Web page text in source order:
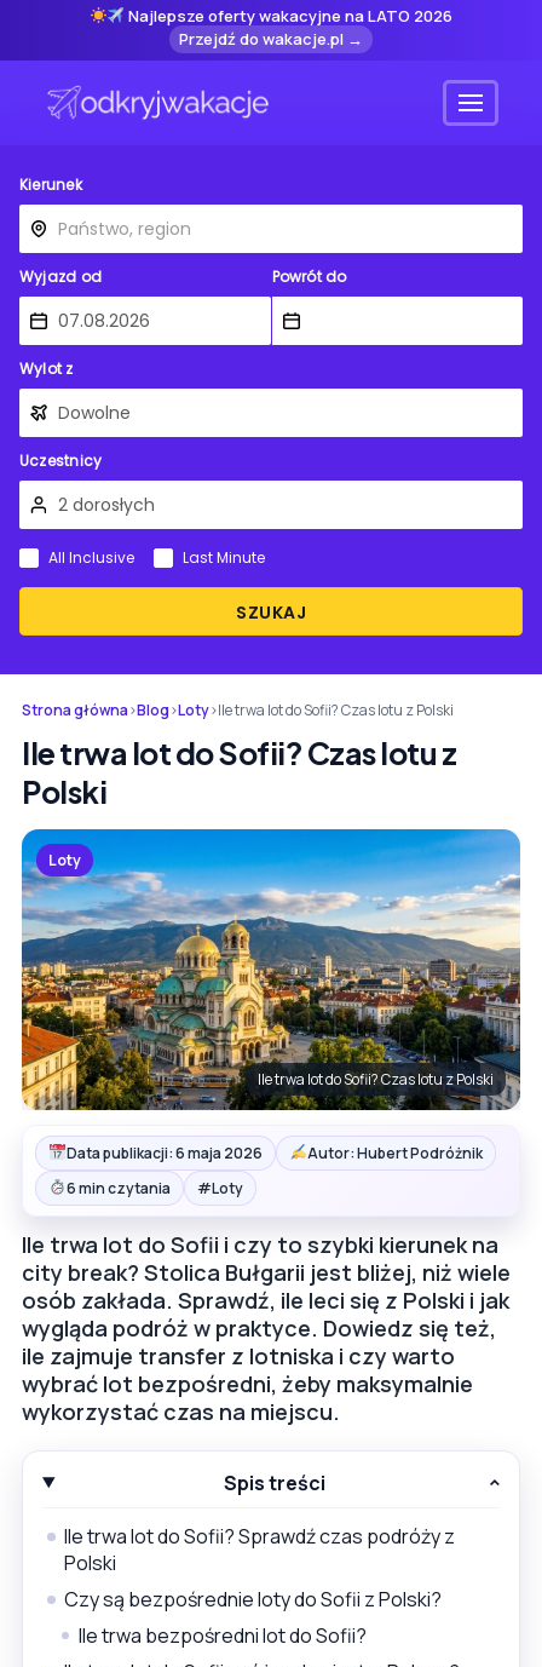
Najlepsze oferty wakacyjne na LATO 2026
Przejdź do wakacje.pl →
Menu
Kierunek
Wyjazd od Powrót do
Wylot z
Uczestnicy
SZUKAJ
All Inclusive Last Minute
Strona główna›Blog›Loty›Ile trwa lot do Sofii? Czas lotu z Polski
Ile trwa lot do Sofii? Czas lotu z
Polski
Loty
Ile trwa lot do Sofii? Czas lotu z Polski
Data publikacji: 6 maja 2026
Autor: Hubert Podróżnik
6 min czytania
#Loty
Ile trwa lot do Sofii i czy to szybki kierunek na
city break? Stolica Bułgarii jest bliżej, niż wiele
osób zakłada. Sprawdź, ile leci się z Polski i jak
wygląda podróż w praktyce. Dowiedz się też,
ile zajmuje transfer z lotniska i czy warto
wybrać lot bezpośredni, żeby maksymalnie
wykorzystać czas na miejscu.
Spis treści
Ile trwa lot do Sofii? Sprawdź czas podróży z
Polski
Czy są bezpośrednie loty do Sofii z Polski?
Ile trwa bezpośredni lot do Sofii?